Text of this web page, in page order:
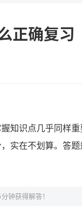
正确复习
知识点几乎同样
实在不划算。答
钟获得解答！